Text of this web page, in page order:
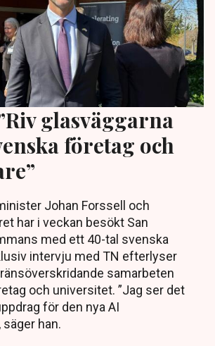
glasväggarna
företag och
Johan Forssell och
har i veckan besökt San
med ett 40-tal svenska
intervju med TN efterlyser
samarbeten
och universitet. ”Jag ser det
för den nya AI
han.